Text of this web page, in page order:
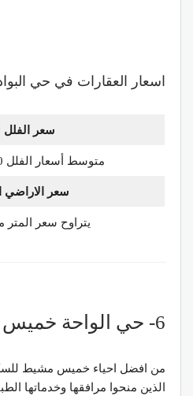
اسعار العقارات في حي
سعر الفلل
متوسط أسعار الفلل 1,000,000 ريال
سعر الاراضي
يتراوح سعر المتر من 700
6- حي الواحة خميس مشيط
من افضل احياء خميس مشيط
الذين منحوا مرافقها وخدماتها